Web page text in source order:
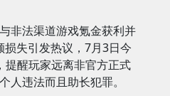
非法渠道游戏氪金获利并
损失引发热议，7月3日今
提醒玩家远离非官方正式
人违法而且助长犯罪。